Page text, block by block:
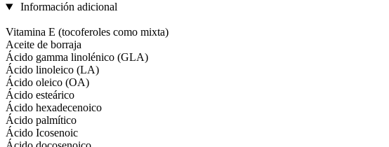
Información adicional
Vitamina E (tocoferoles como mixta)
Aceite de borraja
Ácido gamma linolénico (GLA)
Ácido linoleico (LA)
Ácido oleico (OA)
Ácido esteárico
Ácido hexadecenoico
Ácido palmítico
Ácido Icosenoic